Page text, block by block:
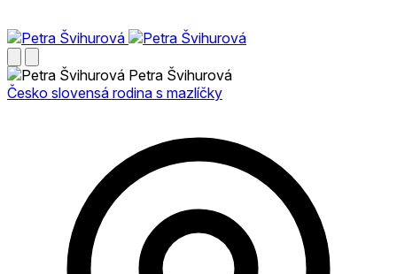
Petra Švihurová
Česko slovensá rodina s mazlíčky